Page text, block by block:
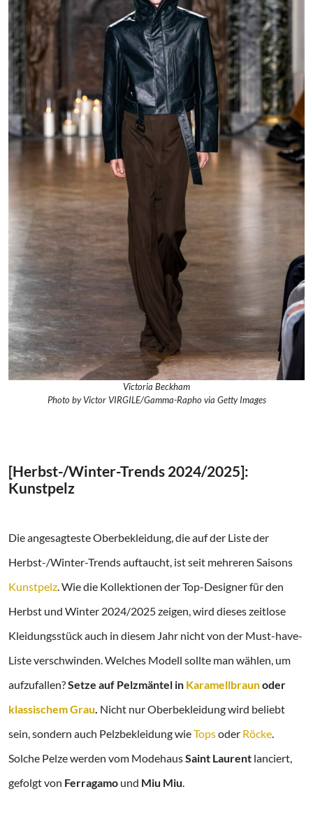
Victoria Beckham
Photo by Victor VIRGILE/Gamma-Rapho via Getty Images
[Herbst-/Winter-Trends 2024/2025]:
Kunstpelz
Die angesagteste Oberbekleidung, die auf der Liste der
Herbst-/Winter-Trends auftaucht, ist seit mehreren Saisons
Kunstpelz. Wie die Kollektionen der Top-Designer für den
Herbst und Winter 2024/2025 zeigen, wird dieses zeitlose
Kleidungsstück auch in diesem Jahr nicht von der Must-have-
Liste verschwinden. Welches Modell sollte man wählen, um
aufzufallen?Setze auf Pelzmäntel in Karamellbraunoder
klassischem Grau. Nicht nur Oberbekleidung wird beliebt
sein, sondern auch Pelzbekleidung wieTopsoder Röcke.
Solche Pelze werden vom ModehausSaint Laurent lanciert,
gefolgt von Ferragamo und Miu Miu.